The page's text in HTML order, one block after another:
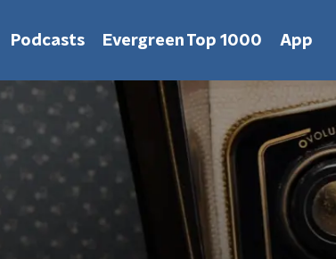
Podcasts Evergreen Top 1000 App